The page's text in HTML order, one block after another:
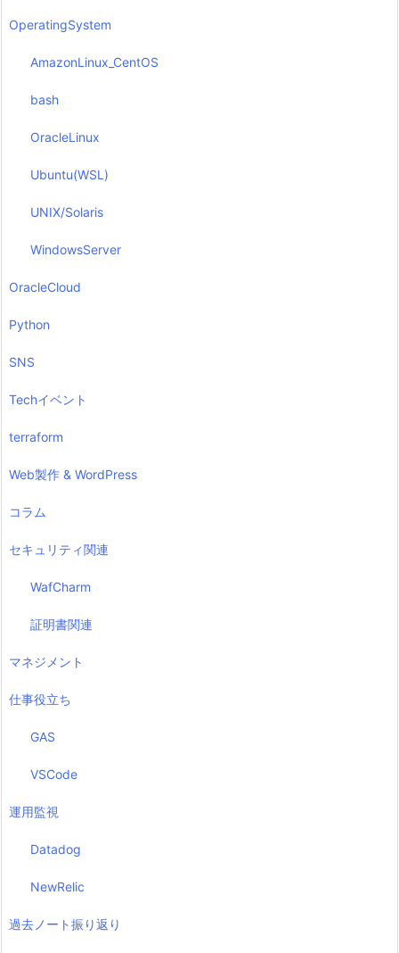
OperatingSystem
AmazonLinux_CentOS
bash
OracleLinux
Ubuntu(WSL)
UNIX/Solaris
WindowsServer
OracleCloud
Python
SNS
Techイベント
terraform
Web製作 & WordPress
コラム
セキュリティ関連
WafCharm
証明書関連
マネジメント
仕事役立ち
GAS
VSCode
運用監視
Datadog
NewRelic
過去ノート振り返り